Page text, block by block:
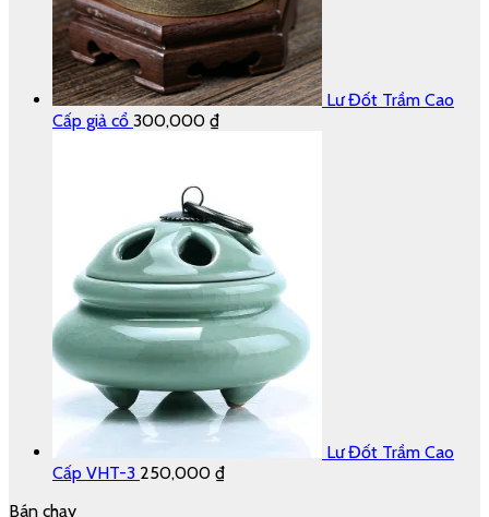
Lư Đốt Trầm Cao
Cấp giả cổ 300,000 ₫
Lư Đốt Trầm Cao
Cấp VHT-3 250,000 ₫
Bán chạy